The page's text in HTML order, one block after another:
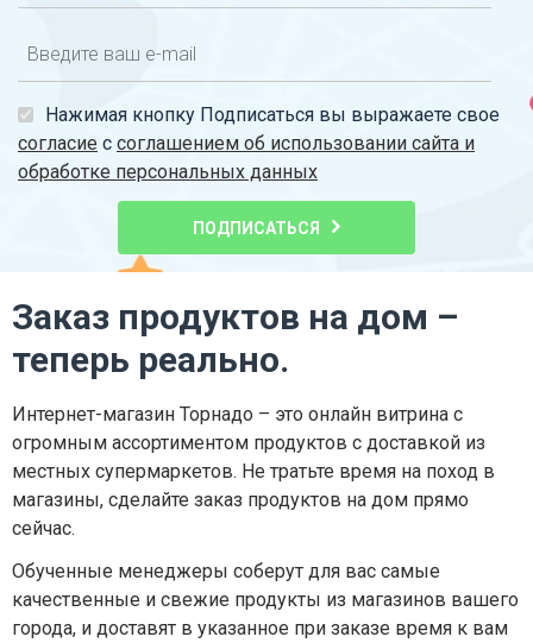
Нажимая кнопку Подписаться вы выражаете свое
согласие с соглашением об использовании сайта и
обработке персональных данных
ПОДПИСАТЬСЯ
Заказ продуктов на дом –
теперь реально.
Интернет-магазин Торнадо – это онлайн витрина с
огромным ассортиментом продуктов с доставкой из
местных супермаркетов. Не тратьте время на поход в
магазины, сделайте заказ продуктов на дом прямо
сейчас.
Обученные менеджеры соберут для вас самые
качественные и свежие продукты из магазинов вашего
города, и доставят в указанное при заказе время к вам